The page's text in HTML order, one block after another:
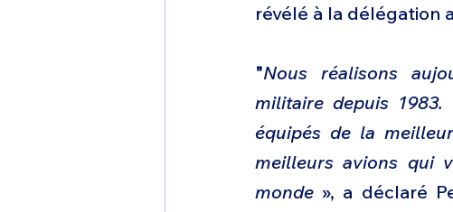
révélé à la délégation
"Nous réalisons
militaire depuis
équipés de la
meilleurs avions qui
monde », a déclaré